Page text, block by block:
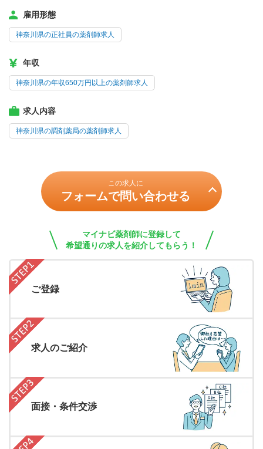
雇用形態
神奈川県の正社員の薬剤師求人
年収
神奈川県の年収650万円以上の薬剤師求人
求人内容
神奈川県の調剤薬局の薬剤師求人
この求人に
フォームで問い合わせる
マイナビ薬剤師に登録して
希望通りの求人を紹介してもらう！
ご登録
求人のご紹介
面接・条件交渉